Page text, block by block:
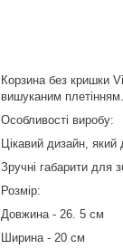
Корзина без кришки
вишуканим
Особливості виробу:
Цікавий дизайн,
Зручні габарити для
Розмір:
Довжина - 26. 5 см
Ширина - 20 см